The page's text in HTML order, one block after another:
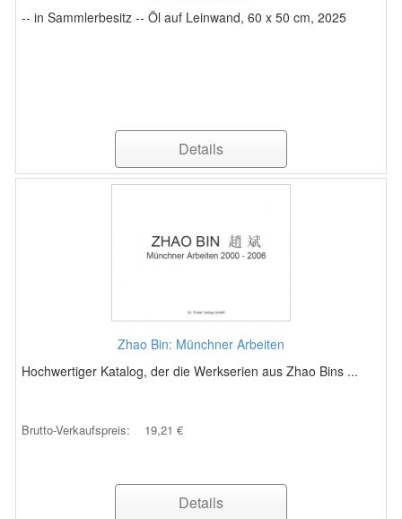
-- in Sammlerbesitz -- Öl auf Leinwand, 60 x 50 cm, 2025
Details
Zhao Bin: Münchner Arbeiten
Hochwertiger Katalog, der die Werkserien aus Zhao Bins ...
Brutto-Verkaufspreis: 19,21 €
Details